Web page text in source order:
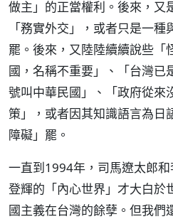
做主」的正當權利。後來，又
「務實外交」，或者只是一
罷。後來，又陸陸續續說些
國，名稱不重要」、「台灣已
號叫中華民國」、「政府從來
策」，或者因其知識語言為日
障礙」罷。
一直到1994年，司馬遼太郎
登輝的「內心世界」才大白於
國主義在台灣的餘孽。但我們